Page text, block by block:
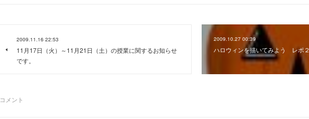
2009.11.16 22:53
11月17日（火）～11月21日（土）の授業に関するお知らせ
です。
2009.10.27 00:39
ハロウィンを描いてみよう レポ
コメント